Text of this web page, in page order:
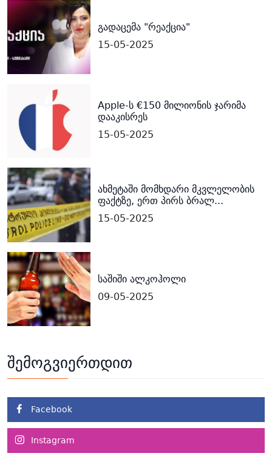
გადაცემა "რეაქცია"
15-05-2025
Apple-ს €150 მილიონის ჯარიმა
დააკისრეს
15-05-2025
ახმეტაში მომხდარი მკვლელობის
ფაქტზე, ერთ პირს ბრალ...
15-05-2025
საშიში ალკოჰოლი
09-05-2025
შემოგვიერთდით
Facebook
Instagram